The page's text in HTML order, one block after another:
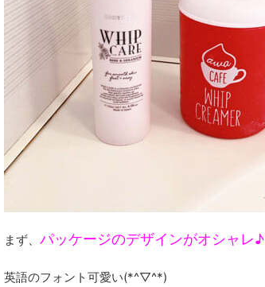
まず、 パッケージのデザインがオシャレ♪
英語のフォント可愛い(*^▽^*)